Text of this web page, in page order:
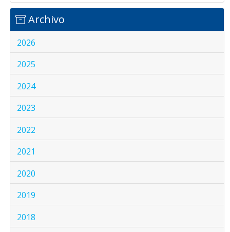
Archivo
2026
2025
2024
2023
2022
2021
2020
2019
2018